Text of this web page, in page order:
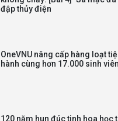
vị trí việc làm chức
nghiệp chuyên
đập thủy điện
OneVNU nâng cấp hàng loạt
hành cùng hơn 17.000 sinh
120 năm hun đúc tinh hoa học